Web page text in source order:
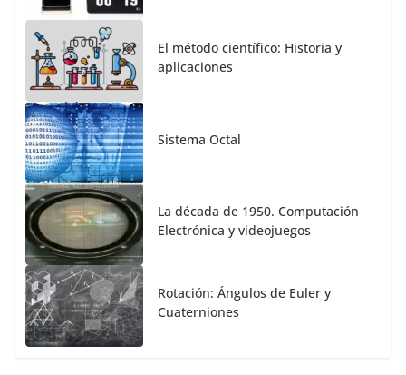
El método científico: Historia y
aplicaciones
Sistema Octal
La década de 1950. Computación
Electrónica y videojuegos
Rotación: Ángulos de Euler y
Cuaterniones